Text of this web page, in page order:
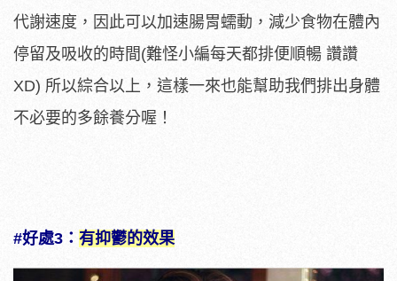
代謝速度，因此可以加速腸胃蠕動，減少食物在體內
停留及吸收的時間(難怪小編每天都排便順暢 讚讚
XD) 所以綜合以上，這樣一來也能幫助我們排出身體
不必要的多餘養分喔！
#好處3： 有抑鬱的效果